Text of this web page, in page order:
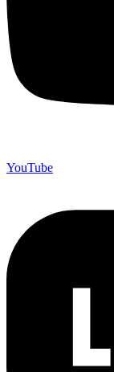
YouTube